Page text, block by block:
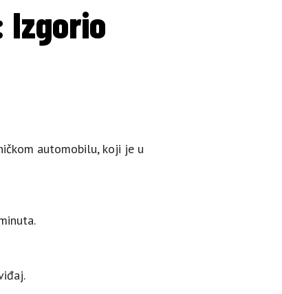
Izgorio
automobilu, koji je u